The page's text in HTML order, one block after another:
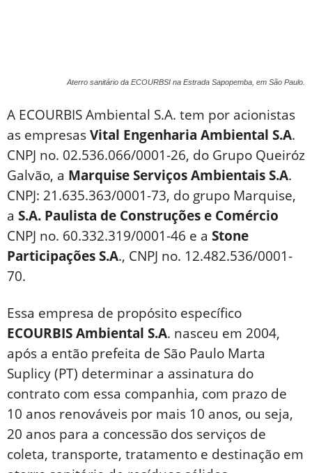
Aterro sanitário da ECOURBSI na Estrada Sapopemba, em São Paulo.
A ECOURBIS Ambiental S.A. tem por acionistas
as empresasVital Engenharia Ambiental S.A.
CNPJ no. 02.536.066/0001-26, do Grupo Queiróz
Galvão, a Marquise Serviços Ambientais S.A.
CNPJ: 21.635.363/0001-73, do grupo Marquise,
a S.A. Paulista de Construções e Comércio
CNPJ no. 60.332.319/0001-46 e a Stone
Participações S.A., CNPJ no. 12.482.536/0001-
70.
Essa empresa de propósito específico
ECOURBIS Ambiental S.A. nasceu em 2004,
após a então prefeita de São Paulo Marta
Suplicy (PT) determinar a assinatura do
contrato com essa companhia, com prazo de
10 anos renováveis por mais 10 anos, ou seja,
20 anos para a concessão dos serviços de
coleta, transporte, tratamento e destinação em